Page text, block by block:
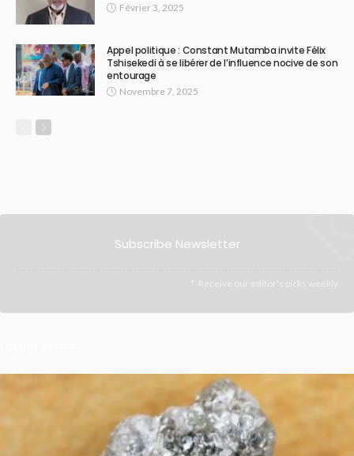
Février 3, 2025
Appel politique : Constant Mutamba invite Félix
Tshisekedi à se libérer de l’influence nocive de son
entourage
Novembre 7, 2025
Subscribe Newsletter
Receive our editor's picks weekly